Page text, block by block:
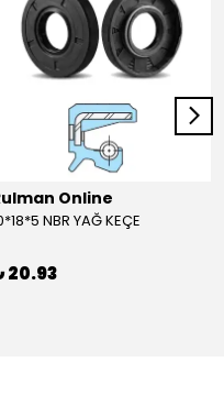
Online
NBR YAĞ KEÇE
20.93